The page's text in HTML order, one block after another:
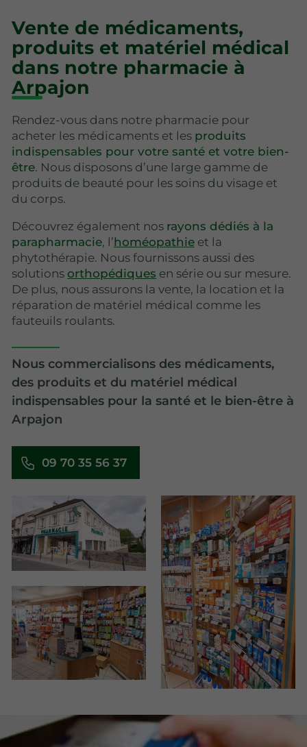
Vente de médicaments,
produits et matériel médical
dans notre pharmacie à
Arpajon
Rendez-vous dans notre pharmacie pour
acheter les médicaments et les produits
indispensables pour votre santé et votre bien-
être. Nous disposons d’une large gamme de
produits de beauté pour les soins du visage et
du corps.
Découvrez également nos rayons dédiés à la
parapharmacie, l’homéopathie et la
phytothérapie. Nous fournissons aussi des
solutions orthopédiques en série ou sur mesure.
De plus, nous assurons la vente, la location et la
réparation de matériel médical comme les
fauteuils roulants.
Nous commercialisons des médicaments,
des produits et du matériel médical
indispensables pour la santé et le bien-être à
Arpajon
09 70 35 56 37